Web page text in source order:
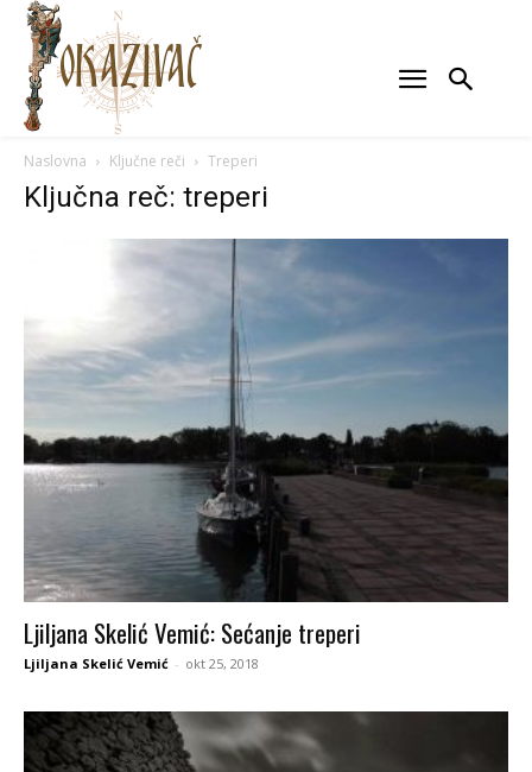
Naslovna Ključne reči Treperi
Ključna reč: treperi
Ljiljana Skelić Vemić: Sećanje treperi
Ljiljana Skelić Vemić - okt 25, 2018